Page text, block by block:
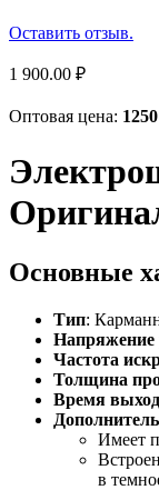
Оставить отзыв.
1 900.00 ₽
Оптовая цена: 1250
Основные
Тип:
Напряжение
Частота
Толщина
Время
Имеет
в